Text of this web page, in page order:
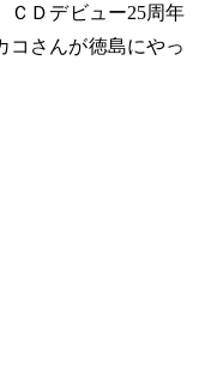
ＣＤデビュー25周年
コさんが徳島にやっ